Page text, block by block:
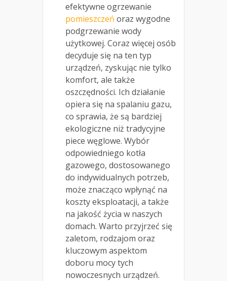
efektywne ogrzewanie
pomieszczeń oraz wygodne
podgrzewanie wody
użytkowej. Coraz więcej osób
decyduje się na ten typ
urządzeń, zyskując nie tylko
komfort, ale także
oszczędności. Ich działanie
opiera się na spalaniu gazu,
co sprawia, że są bardziej
ekologiczne niż tradycyjne
piece węglowe. Wybór
odpowiedniego kotła
gazowego, dostosowanego
do indywidualnych potrzeb,
może znacząco wpłynąć na
koszty eksploatacji, a także
na jakość życia w naszych
domach. Warto przyjrzeć się
zaletom, rodzajom oraz
kluczowym aspektom
doboru mocy tych
nowoczesnych urządzeń.